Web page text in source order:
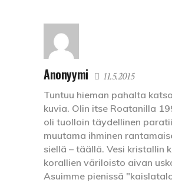
Anonyymi 11.5.2015
Tuntuu hieman pahalta
kuvia. Olin itse Roatanilla
oli tuolloin täydellinen
muutama ihminen
siellä – täällä. Vesi kristallin
korallien väriloisto aivan
Asuimme pienissä